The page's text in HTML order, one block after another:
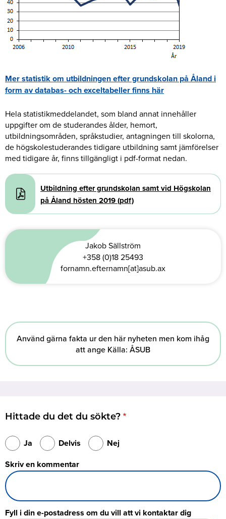
Mer statistik om utbildningen efter grundskolan på Åland i
form av databas- och exceltabeller finns här
Hela statistikmeddelandet, som bland annat innehåller
uppgifter om de studerandes ålder, hemort,
utbildningsområden, språkstudier, antagningen till skolorna,
de högskolestuderandes tidigare utbildning samt jämförelser
med tidigare år, finns tillgängligt i pdf-format nedan.
Document
Utbildning efter grundskolan samt vid Högskolan
på Åland hösten 2019 (pdf)
Jakob Sällström
+358 (0)18 25493
fornamn.efternamn[at]asub.ax
Använd gärna fakta ur den här nyheten men kom ihåg
att ange Källa: ÅSUB
Hittade du det du sökte?
Ja Delvis
Nej
Skriv en kommentar
Fyll i din e-postadress om du vill att vi kontaktar dig